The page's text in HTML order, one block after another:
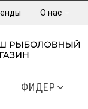
О нас
ФИДЕР